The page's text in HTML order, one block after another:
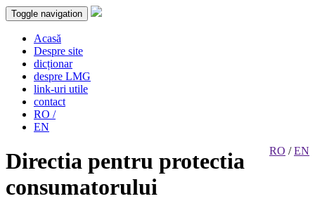
Toggle navigation
Acasă
Despre site
dicționar
despre LMG
link-uri utile
contact
RO /
EN
RO /EN
Directia pentru protectia
consumatorului